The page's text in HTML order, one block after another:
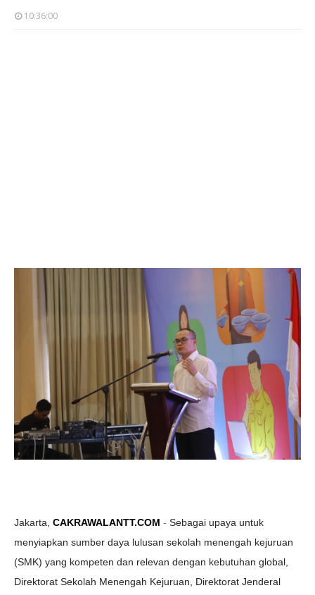
10:36:00
Jakarta, CAKRAWALANTT.COM - Sebagai upaya untuk
menyiapkan sumber daya lulusan sekolah menengah kejuruan
(SMK) yang kompeten dan relevan dengan kebutuhan global,
Direktorat Sekolah Menengah Kejuruan, Direktorat Jenderal